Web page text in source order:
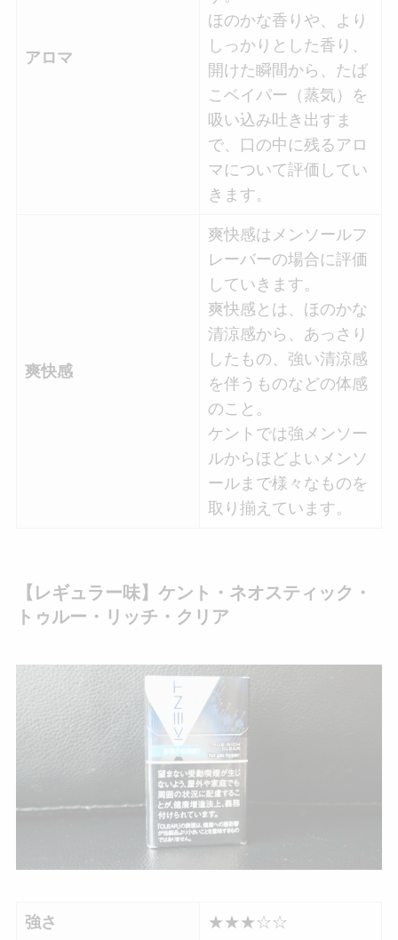
アロマ
ほのかな香りや、より
しっかりとした香り、
開けた瞬間から、たば
こベイパー（蒸気）を
吸い込み吐き出すま
で、口の中に残るアロ
マについて評価してい
きます。
爽快感
爽快感はメンソールフ
レーバーの場合に評価
していきます。
爽快感とは、ほのかな
清涼感から、あっさり
したもの、強い清涼感
を伴うものなどの体感
のこと。
ケントでは強メンソー
ルからほどよいメンソ
ールまで様々なものを
取り揃えています。
【レギュラー味】ケント・ネオスティック・
トゥルー・リッチ・クリア
強さ ★★★☆☆